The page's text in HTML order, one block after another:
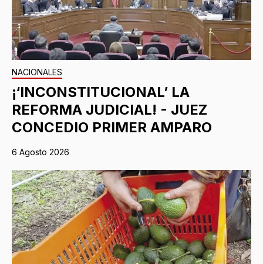
NACIONALES
¡‘INCONSTITUCIONAL’ LA
REFORMA JUDICIAL! - JUEZ
CONCEDIO PRIMER AMPARO
6 Agosto 2026